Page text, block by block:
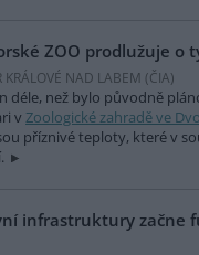
ZOO prodlužuje o
NAD LABEM (ČIA)
déle, než bylo původně
v Zoologické zahradě ve
příznivé teploty, které v
infrastruktury začne